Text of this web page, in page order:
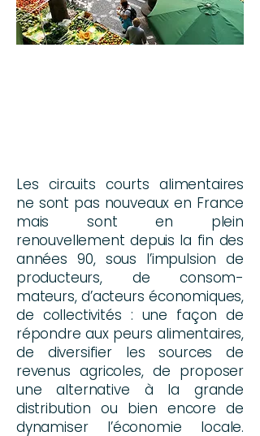
Les circuits courts alimentaires
ne sont pas nouveaux en France
mais sont en plein
renouvellement depuis la fin des
années 90, sous l’impulsion de
producteurs, de consom-
mateurs, d’acteurs économiques,
de collectivités : une façon de
répondre aux peurs alimentaires,
de diversifier les sources de
revenus agricoles, de proposer
une alternative à la grande
distribution ou bien encore de
dynamiser l’économie locale.